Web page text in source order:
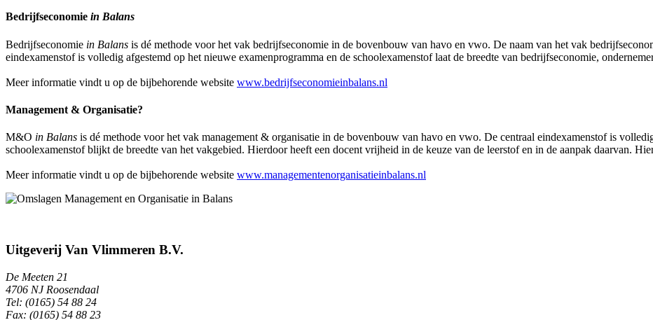
Bedrijfseconomie in Balans
Bedrijfseconomie in Balans is dé methode voor het vak bedrijfseconomie in de bovenbouw van havo en vwo. De naam van het vak
eindexamenstof is volledig afgestemd op het nieuwe examenprogramma en de schoolexamenstof laat de breedte van bedrijfseconomie,
Meer informatie vindt u op de bijbehorende website www.bedrijfseconomieinbalans.nl
Management & Organisatie?
M&O in Balans is dé methode voor het vak management & organisatie in de bovenbouw van havo en vwo. De centraal eindexamenstof is
schoolexamenstof blijkt de breedte van het vakgebied. Hierdoor heeft een docent vrijheid in de keuze van de leerstof en in de aanpak daarvan.
Meer informatie vindt u op de bijbehorende website www.managementenorganisatieinbalans.nl
Uitgeverij Van Vlimmeren B.V.
De Meeten 21
4706 NJ Roosendaal
Tel: (0165) 54 88 24
Fax: (0165) 54 88 23